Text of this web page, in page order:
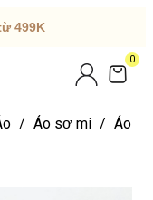
499K
0
/ Áo sơ mi / Áo